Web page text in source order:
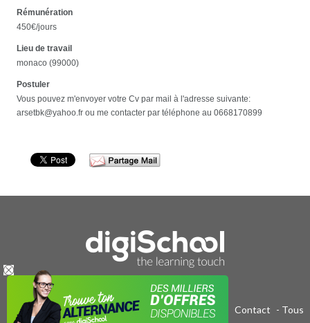
Rémunération
450€/jours
Lieu de travail
monaco (99000)
Postuler
Vous pouvez m'envoyer votre Cv par mail à l'adresse suivante:
arsetbk@yahoo.fr ou me contacter par téléphone au 0668170899
Publicité sur le réseau digiSchool - C.G.U/C.G.V Contact - Tous